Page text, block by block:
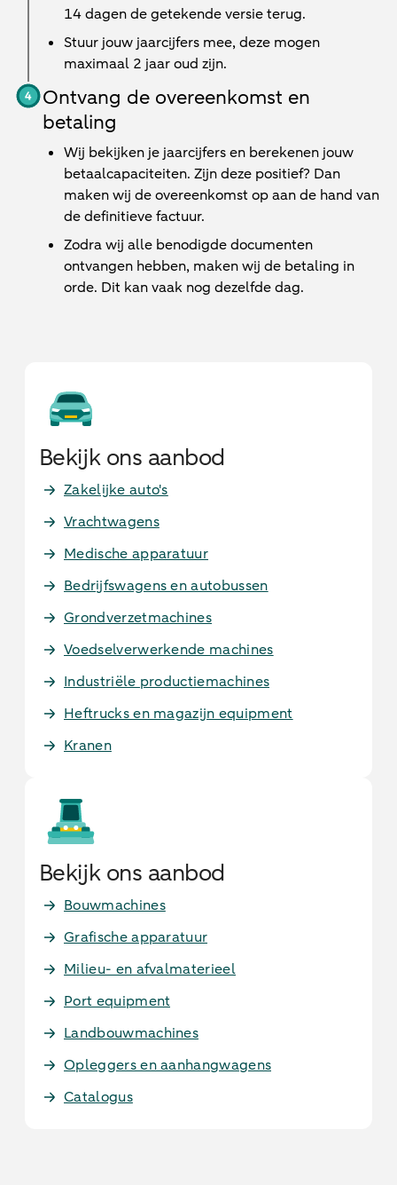
14 dagen de getekende versie terug.
Stuur jouw jaarcijfers mee, deze mogen
maximaal 2 jaar oud zijn.
Ontvang de overeenkomst en
betaling
Wij bekijken je jaarcijfers en berekenen jouw
betaalcapaciteiten. Zijn deze positief? Dan
maken wij de overeenkomst op aan de hand van
de definitieve factuur.
Zodra wij alle benodigde documenten
ontvangen hebben, maken wij de betaling in
orde. Dit kan vaak nog dezelfde dag.
Bekijk ons aanbod
Zakelijke auto's
Vrachtwagens
Medische apparatuur
Bedrijfswagens en autobussen
Grondverzetmachines
Voedselverwerkende machines
Industriële productiemachines
Heftrucks en magazijn equipment
Kranen
Bekijk ons aanbod
Bouwmachines
Grafische apparatuur
Milieu- en afvalmaterieel
Port equipment
Landbouwmachines
Opleggers en aanhangwagens
Catalogus